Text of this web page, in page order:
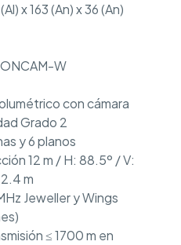
x 163 (An) x 36 (An)
W
con cámara
Grado 2
y 6 planos
12 m / H: 88.5º / V:
m
Jeweller y Wings
≤ 1700 m en